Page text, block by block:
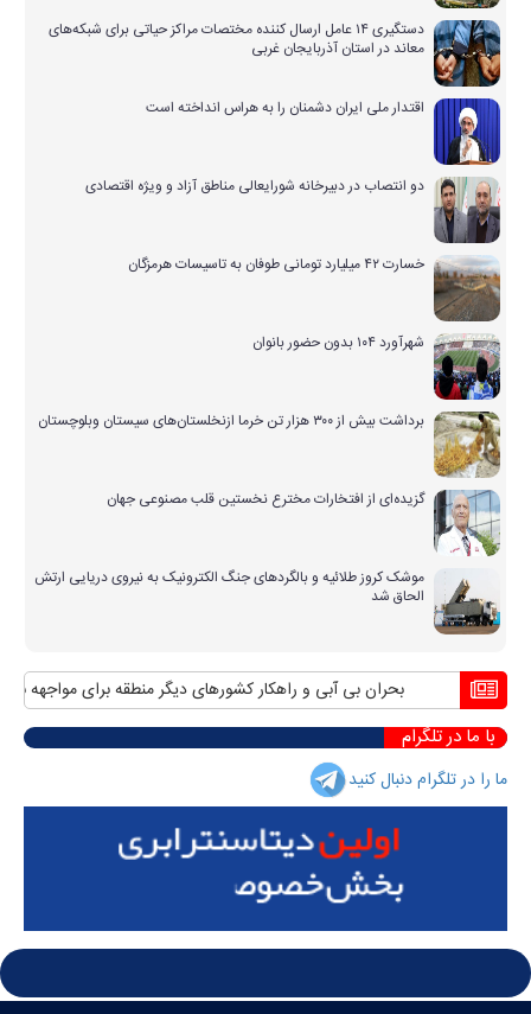
دستگیری ۱۴ عامل ارسال کننده مختصات مراکز حیاتی برای شبکه‌های
معاند در استان آذربایجان غربی
اقتدار ملی ایران دشمنان را به هراس انداخته است
دو انتصاب در دبیرخانه شورایعالی مناطق آزاد و ویژه اقتصادی
خسارت ۴۲ میلیارد تومانی طوفان به تاسیسات هرمزگان
شهرآورد ۱۰۴ بدون حضور بانوان
برداشت بیش از ۳۰۰ هزار تن خرما ازنخلستان‌های سیستان وبلوچستان
گزیده‌ای از افتخارات مخترع نخستین قلب مصنوعی جهان
موشک کروز طلائیه و بالگردهای جنگ الکترونیک به نیروی دریایی ارتش
الحاق شد
بحران بی آبی و راهکار کشورهای دیگر منطقه برای مواجهه با آن
با ما در تلگرام
ما را در تلگرام دنبال کنید